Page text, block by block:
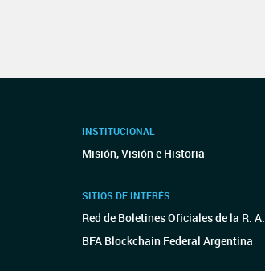
INSTITUCIONAL
Misión, Visión e Historia
SITIOS DE INTERÉS
Red de Boletines Oficiales de la R. A.
BFA Blockchain Federal Argentina